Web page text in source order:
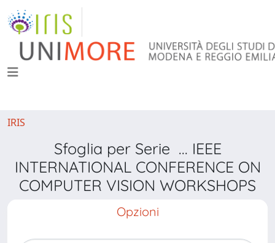
IRIS
Sfoglia per Serie ... IEEE
INTERNATIONAL CONFERENCE ON
COMPUTER VISION WORKSHOPS
Opzioni